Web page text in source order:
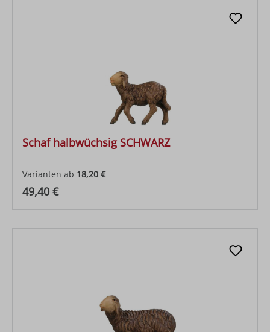
Schaf halbwüchsig SCHWARZ
Varianten ab 18,20 €
Regulärer Preis:
49,40 €